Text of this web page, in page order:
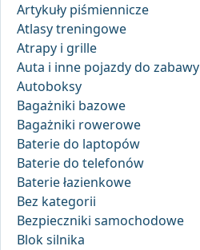
Artykuły piśmiennicze
Atlasy treningowe
Atrapy i grille
Auta i inne pojazdy do zabawy
Autoboksy
Bagażniki bazowe
Bagażniki rowerowe
Baterie do laptopów
Baterie do telefonów
Baterie łazienkowe
Bez kategorii
Bezpieczniki samochodowe
Blok silnika